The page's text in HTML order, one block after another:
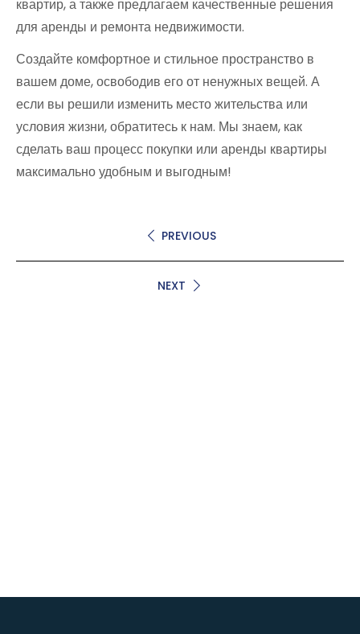
квартир, а также предлагаем качественные решения
для аренды и ремонта недвижимости.
Создайте комфортное и стильное пространство в
вашем доме, освободив его от ненужных вещей. А
если вы решили изменить место жительства или
условия жизни, обратитесь к нам. Мы знаем, как
сделать ваш процесс покупки или аренды квартиры
максимально удобным и выгодным!
PREVIOUS
NEXT